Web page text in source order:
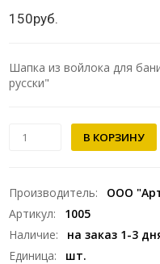
150руб.
Шапка из войлока для
русски"
Производитель:
ООО
Артикул:
1005
Наличие:
на заказ 1-3
Единица: шт.